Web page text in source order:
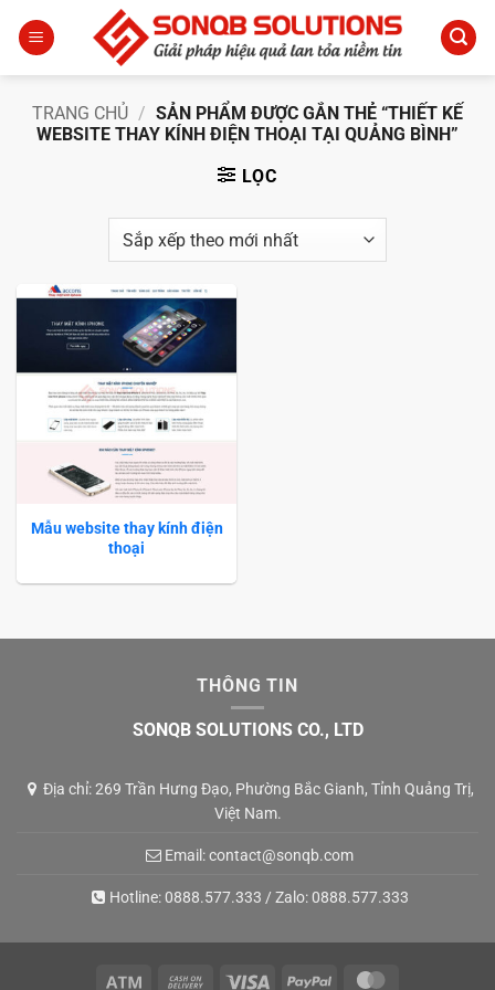
qua
TRANG CHỦ / SẢN PHẨM ĐƯỢC GẮN THẺ “THIẾT KẾ
WEBSITE THAY KÍNH ĐIỆN THOẠI TẠI QUẢNG BÌNH”
LỌC
Mẫu website thay kính điện
thoại
THÔNG TIN
SONQB SOLUTIONS CO., LTD
Địa chỉ: 269 Trần Hưng Đạo, Phường Bắc Gianh, Tỉnh Quảng Trị,
Việt Nam.
Email:contact@sonqb.com
Hotline:0888.577.333 / Zalo:0888.577.333
Atm Cash Visa PayPal